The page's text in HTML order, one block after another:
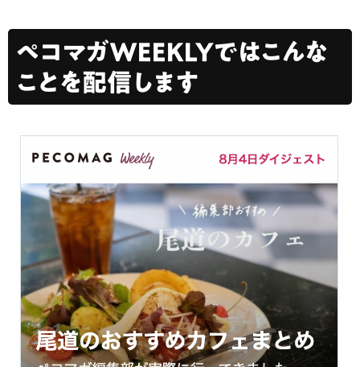
ペコマガWEEKLYではこんな
ことを配信します